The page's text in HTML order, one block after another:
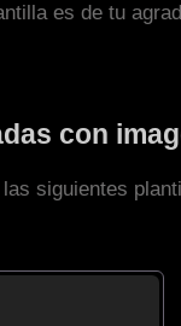
es de tu
con
siguientes